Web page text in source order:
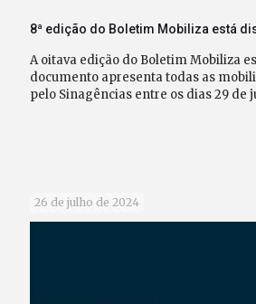
8ª edição do Boletim Mobiliza está
A oitava edição do Boletim Mobiliza
documento apresenta todas as
pelo Sinagências entre os dias 29 de
26 de julho de 2024